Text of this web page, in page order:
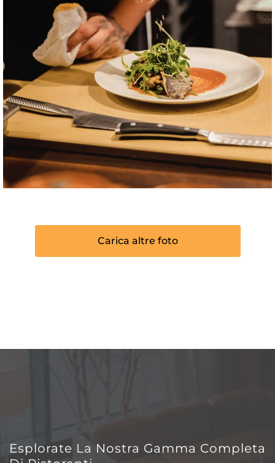
Carica altre foto
Esplorate La Nostra Gamma Completa